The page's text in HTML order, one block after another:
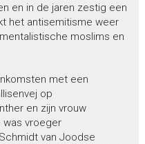
en in de jaren zestig een
het antisemitisme weer
moslims en
met een
op
en zijn vrouw
was vroeger
van Joodse